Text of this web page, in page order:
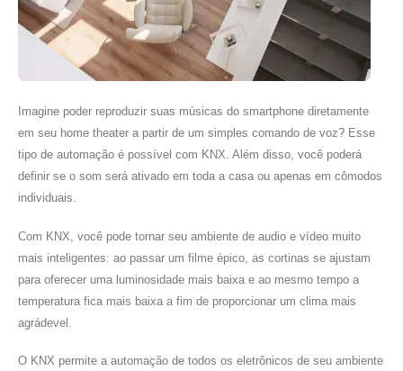
Imagine poder reproduzir suas músicas do smartphone diretamente
em seu home theater a partir de um simples comando de voz? Esse
tipo de automação é possível com KNX. Além disso, você poderá
definir se o som será ativado em toda a casa ou apenas em cômodos
individuais.
Com KNX, você pode tornar seu ambiente de audio e vídeo muito
mais inteligentes: ao passar um filme épico, as cortinas se ajustam
para oferecer uma luminosidade mais baixa e ao mesmo tempo a
temperatura fica mais baixa a fim de proporcionar um clima mais
agrádevel.
O KNX permite a automação de todos os eletrônicos de seu ambiente